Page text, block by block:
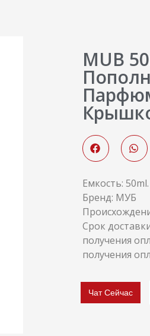
MUB
Емкость:
Бренд: МУБ
Срок
получения
получения
Чат Сейчас